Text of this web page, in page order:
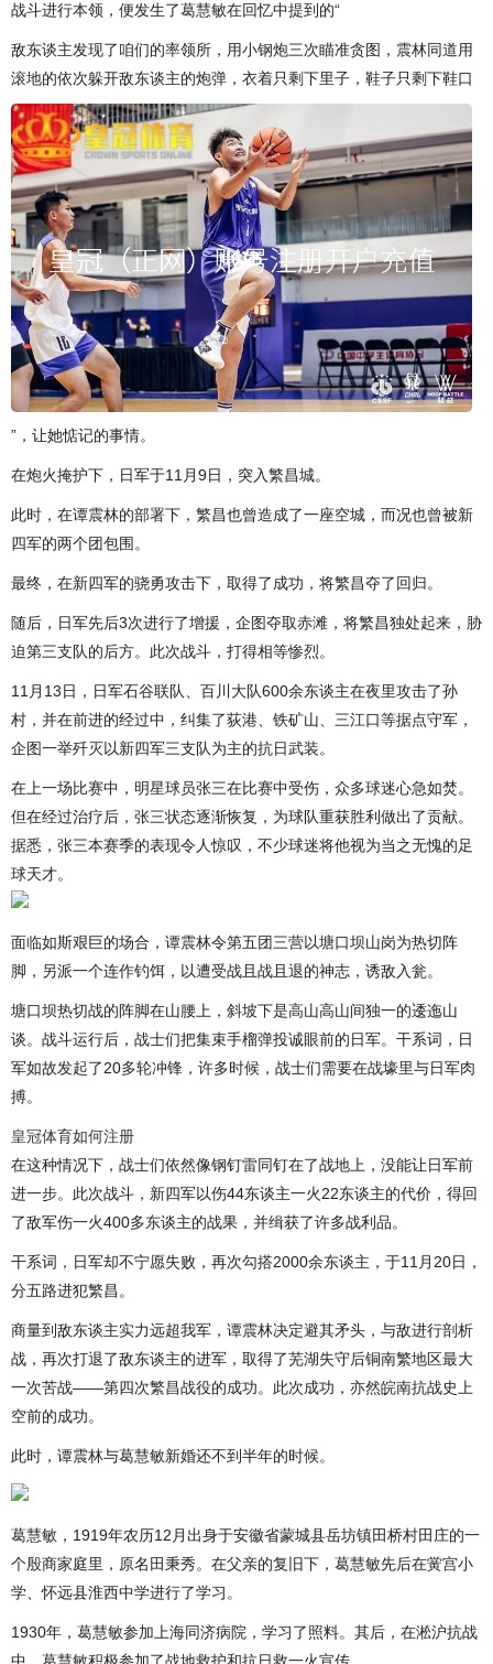
战斗进行本领，便发生了葛慧敏在回忆中提到的“
敌东谈主发现了咱们的率领所，用小钢炮三次瞄准贪图，震林同道用
滚地的依次躲开敌东谈主的炮弹，衣着只剩下里子，鞋子只剩下鞋口
”，让她惦记的事情。
在炮火掩护下，日军于11月9日，突入繁昌城。
此时，在谭震林的部署下，繁昌也曾造成了一座空城，而况也曾被新
四军的两个团包围。
最终，在新四军的骁勇攻击下，取得了成功，将繁昌夺了回归。
随后，日军先后3次进行了增援，企图夺取赤滩，将繁昌独处起来，胁
迫第三支队的后方。此次战斗，打得相等惨烈。
11月13日，日军石谷联队、百川大队600余东谈主在夜里攻击了孙
村，并在前进的经过中，纠集了荻港、铁矿山、三江口等据点守军，
企图一举歼灭以新四军三支队为主的抗日武装。
在上一场比赛中，明星球员张三在比赛中受伤，众多球迷心急如焚。
但在经过治疗后，张三状态逐渐恢复，为球队重获胜利做出了贡献。
据悉，张三本赛季的表现令人惊叹，不少球迷将他视为当之无愧的足
球天才。
面临如斯艰巨的场合，谭震林令第五团三营以塘口坝山岗为热切阵
脚，另派一个连作钓饵，以遭受战且战且退的神志，诱敌入瓮。
塘口坝热切战的阵脚在山腰上，斜坡下是高山高山间独一的逶迤山
谈。战斗运行后，战士们把集束手榴弹投诚眼前的日军。干系词，日
军如故发起了20多轮冲锋，许多时候，战士们需要在战壕里与日军肉
搏。
皇冠体育如何注册
在这种情况下，战士们依然像钢钉雷同钉在了战地上，没能让日军前
进一步。此次战斗，新四军以伤44东谈主一火22东谈主的代价，得回
了敌军伤一火400多东谈主的战果，并缉获了许多战利品。
干系词，日军却不宁愿失败，再次勾搭2000余东谈主，于11月20日，
分五路进犯繁昌。
商量到敌东谈主实力远超我军，谭震林决定避其矛头，与敌进行剖析
战，再次打退了敌东谈主的进军，取得了芜湖失守后铜南繁地区最大
一次苦战——第四次繁昌战役的成功。此次成功，亦然皖南抗战史上
空前的成功。
此时，谭震林与葛慧敏新婚还不到半年的时候。
葛慧敏，1919年农历12月出身于安徽省蒙城县岳坊镇田桥村田庄的一
个殷商家庭里，原名田秉秀。在父亲的复旧下，葛慧敏先后在黉宫小
学、怀远县淮西中学进行了学习。
1930年，葛慧敏参加上海同济病院，学习了照料。其后，在淞沪抗战
中，葛慧敏积极参加了战地救护和抗日救一火宣传。